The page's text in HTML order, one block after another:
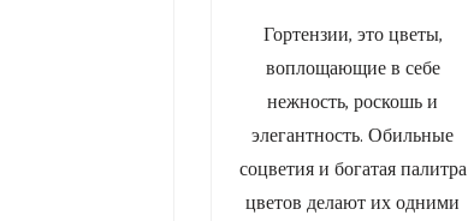
Гортензии, это цветы,
воплощающие в себе
нежность, роскошь и
элегантность. Обильные
соцветия и богатая палитра
цветов делают их одними